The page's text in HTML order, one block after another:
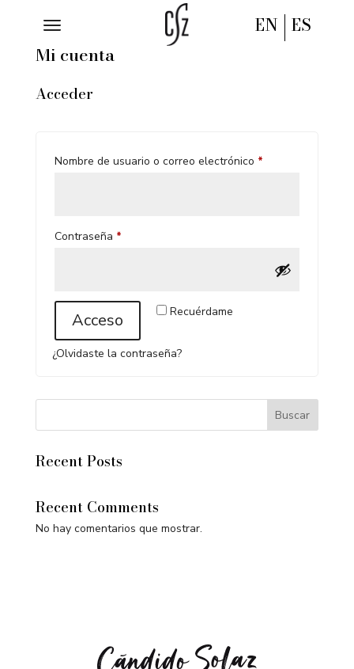
EN ES
Mi cuenta
Acceder
Nombre de usuario o correo electrónico *Obligatorio
Contraseña *Obligatorio
Recuérdame
Acceso
¿Olvidaste la contraseña?
Buscar
Recent Posts
Recent Comments
No hay comentarios que mostrar.